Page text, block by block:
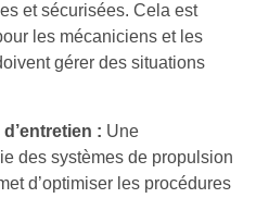
et sécurisées. Cela est
les mécaniciens et les
gérer des situations
: Une
des systèmes de propulsion
d’optimiser les procédures